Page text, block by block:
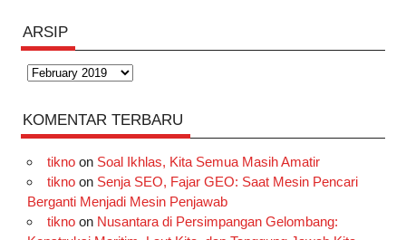
ARSIP
Arsip
KOMENTAR TERBARU
tiknoon Soal Ikhlas, Kita Semua Masih Amatir
tiknoon Senja SEO, Fajar GEO: Saat Mesin Pencari
Berganti Menjadi Mesin Penjawab
tiknoon Nusantara di Persimpangan Gelombang: